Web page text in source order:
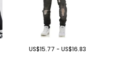
US$15.77 - US$16.83